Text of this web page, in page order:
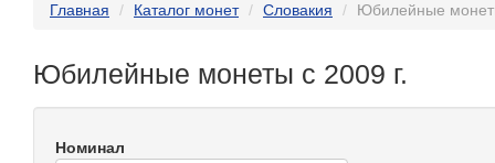
Главная Каталог монет Словакия Юбилейные
Юбилейные монеты с 2009 г.
Номинал